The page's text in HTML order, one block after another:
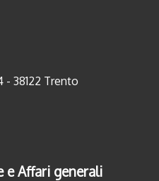
- 38122 Trento
e Affari generali